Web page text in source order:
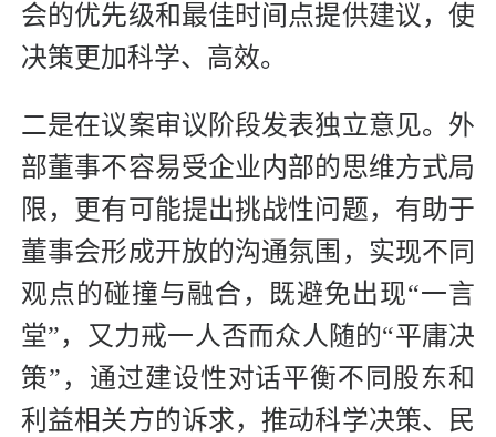
会的优先级和最佳时间点提供建议，使
决策更加科学、高效。
二是在议案审议阶段发表独立意见。外
部董事不容易受企业内部的思维方式局
限，更有可能提出挑战性问题，有助于
董事会形成开放的沟通氛围，实现不同
观点的碰撞与融合，既避免出现“一言
堂”，又力戒一人否而众人随的“平庸决
策”，通过建设性对话平衡不同股东和
利益相关方的诉求，推动科学决策、民